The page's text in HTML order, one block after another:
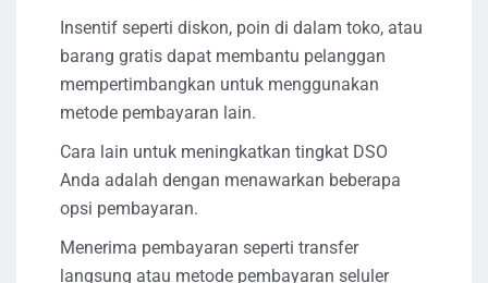
Insentif seperti diskon, poin di dalam toko, atau
barang gratis dapat membantu pelanggan
mempertimbangkan untuk menggunakan
metode pembayaran lain.
Cara lain untuk meningkatkan tingkat DSO
Anda adalah dengan menawarkan beberapa
opsi pembayaran.
Menerima pembayaran seperti transfer
langsung atau metode pembayaran seluler